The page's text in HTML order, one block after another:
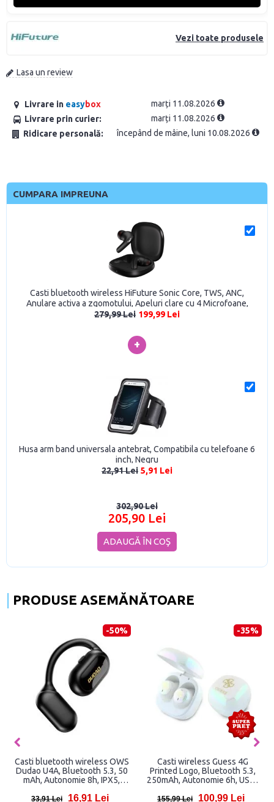
Vezi toate produsele
Lasa un review
Livrare in easybox
marți 11.08.2026
Livrare prin curier:
marți 11.08.2026
Ridicare personală:
începând de mâine, luni 10.08.2026
CUMPARA IMPREUNA
Casti bluetooth wireless HiFuture Sonic Core, TWS, ANC,
Anulare activa a zgomotului, Apeluri clare cu 4 Microfoane,
Bluetooth 5.4, Baterie 30h, Gri
279,99 Lei 199,99 Lei
+
Husa arm band universala antebrat, Compatibila cu telefoane 6
inch, Negru
22,91 Lei 5,91 Lei
302,90 Lei
205,90 Lei
ADAUGĂ ÎN COŞ
PRODUSE ASEMĂNĂTOARE
-50%
Casti bluetooth wireless OWS
Dudao U4A, Bluetooth 5.3, 50
mAh, Autonomie 8h, IPX5,
33,91 Lei 16,91 Lei
-35%
Casti wireless Guess 4G
Printed Logo, Bluetooth 5.3,
250mAh, Autonomie 6h, USB-
155,99 Lei 100,99 Lei